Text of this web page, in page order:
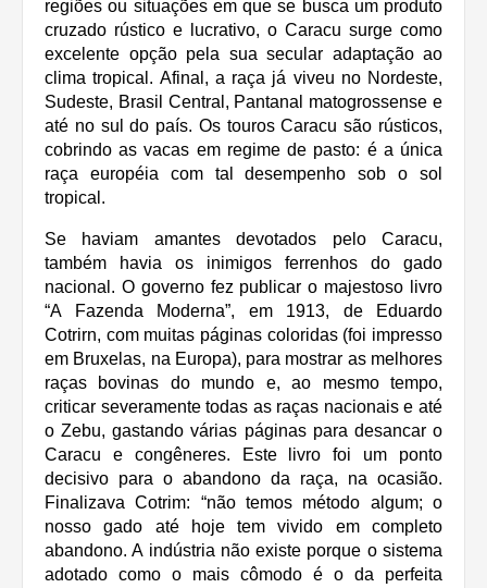
regiões ou situações em que se busca um produto
cruzado rústico e lucrativo, o Caracu surge como
excelente opção pela sua secular adaptação ao
clima tropical. Afinal, a raça já viveu no Nordeste,
Sudeste, Brasil Central, Pantanal matogrossense e
até no sul do país. Os touros Caracu são rústicos,
cobrindo as vacas em regime de pasto: é a única
raça européia com tal desempenho sob o sol
tropical.
Se haviam amantes devotados pelo Caracu,
também havia os inimigos ferrenhos do gado
nacional. O governo fez publicar o majestoso livro
“A Fazenda Moderna”, em 1913, de Eduardo
Cotrirn, com muitas páginas coloridas (foi impresso
em Bruxelas, na Europa), para mostrar as melhores
raças bovinas do mundo e, ao mesmo tempo,
criticar severamente todas as raças nacionais e até
o Zebu, gastando várias páginas para desancar o
Caracu e congêneres. Este livro foi um ponto
decisivo para o abandono da raça, na ocasião.
Finalizava Cotrim: “não temos método algum; o
nosso gado até hoje tem vivido em completo
abandono. A indústria não existe porque o sistema
adotado como o mais cômodo é o da perfeita